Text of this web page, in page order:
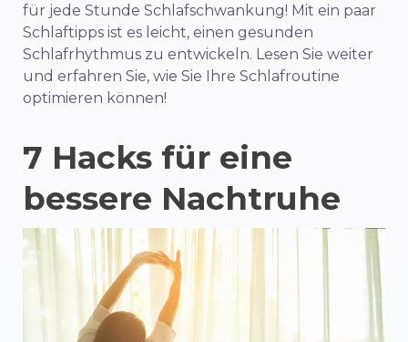
für jede Stunde Schlafschwankung! Mit ein paar
Schlaftipps ist es leicht, einen gesunden
Schlafrhythmus zu entwickeln. Lesen Sie weiter
und erfahren Sie, wie Sie Ihre Schlafroutine
optimieren können!
7 Hacks für eine
bessere Nachtruhe